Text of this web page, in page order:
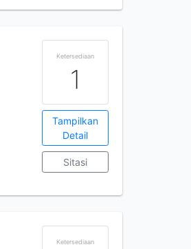
Ketersediaan
1
Tampilkan
Detail
Sitasi
Ketersediaan